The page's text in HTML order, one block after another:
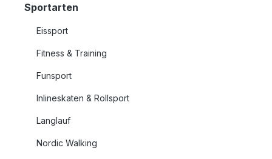
Sportarten
Eissport
Fitness & Training
Funsport
Inlineskaten & Rollsport
Langlauf
Nordic Walking